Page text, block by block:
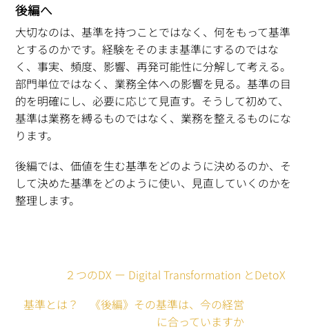
後編へ
大切なのは、基準を持つことではなく、何をもって基準
とするのかです。経験をそのまま基準にするのではな
く、事実、頻度、影響、再発可能性に分解して考える。
部門単位ではなく、業務全体への影響を見る。基準の目
的を明確にし、必要に応じて見直す。そうして初めて、
基準は業務を縛るものではなく、業務を整えるものにな
ります。
後編では、価値を生む基準をどのように決めるのか、そ
して決めた基準をどのように使い、見直していくのかを
整理します。
２つのDX ー Digital Transformation とDetoX
基準とは？ 《後編》その基準は、今の経営
に合っていますか